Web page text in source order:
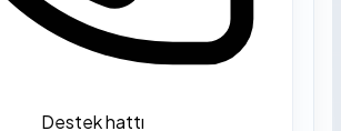
Destek hattı